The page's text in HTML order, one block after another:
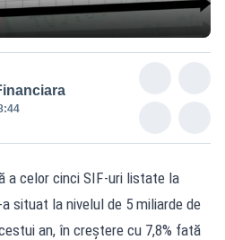
a celor cinci SIF-uri listate la
situat la nivelul de 5 miliarde de
an, în creștere cu 7,8% fată